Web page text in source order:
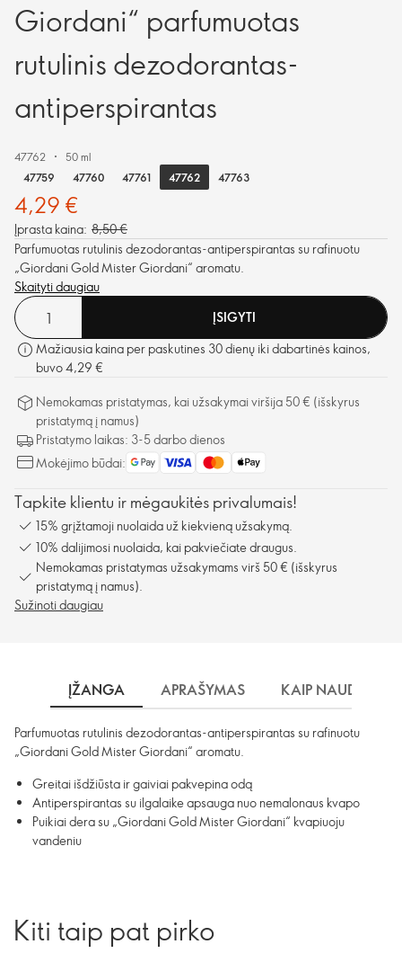
Giordani“ parfumuotas
rutulinis dezodorantas-
antiperspirantas
47762
50 ml
47759
47760 47761 47762 47763
4,29 €
Įprasta kaina: 8,50 €
Parfumuotas rutulinis dezodorantas-antiperspirantas su rafinuotu
„Giordani Gold Mister Giordani“ aromatu.
Skaityti daugiau
ĮSIGYTI
Mažiausia kaina per paskutines 30 dienų iki dabartinės kainos,
buvo 4,29 €
Nemokamas pristatymas, kai užsakymai viršija 50 € (išskyrus
pristatymą į namus)
Pristatymo laikas: 3-5 darbo dienos
Mokėjimo būdai:
Tapkite klientu ir mėgaukitės privalumais!
15% grįžtamoji nuolaida už kiekvieną užsakymą.
10% dalijimosi nuolaida, kai pakviečiate draugus.
Nemokamas pristatymas užsakymams virš 50 € (išskyrus
pristatymą į namus).
Sužinoti daugiau
ĮŽANGA APRAŠYMAS KAIP NAUDOTI?
Parfumuotas rutulinis dezodorantas-antiperspirantas su rafinuotu
„Giordani Gold Mister Giordani“ aromatu.
Greitai išdžiūsta ir gaiviai pakvepina odą
Antiperspirantas su ilgalaike apsauga nuo nemalonaus kvapo
Puikiai dera su „Giordani Gold Mister Giordani“ kvapiuoju
vandeniu
Kiti taip pat pirko